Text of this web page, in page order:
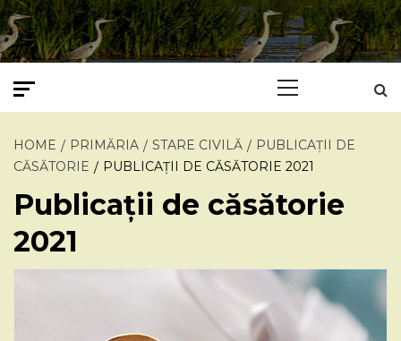
HOME PRIMĂRIA STARE CIVILĂ
PUBLICAȚII DE
CĂSĂTORIE
PUBLICAȚII DE CĂSĂTORIE 2021
Publicații de căsătorie
2021